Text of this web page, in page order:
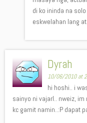
di ko ininda na
eskwelahan lang
Dyrah
10/06/2010 at
hi hoshi.. i
sainyo ni vajarl.. nweiz,
kc gamit namin..:P dapat